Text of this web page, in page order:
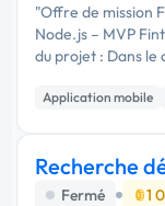
"Offre de mission
Node.js – MVP
du projet : Dans
Application mobile
Recherche
Fermé
1